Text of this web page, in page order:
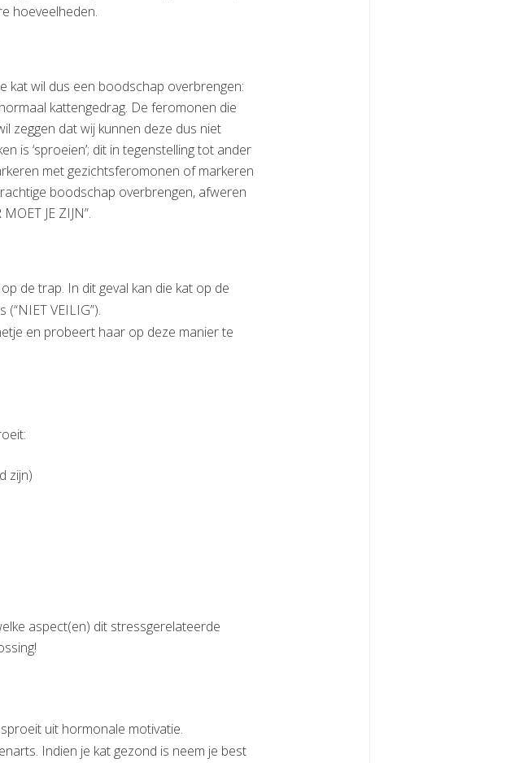
hoeveelheden.
kat wil dus een boodschap overbrengen:
kattengedrag. De feromonen die
zeggen dat wij kunnen deze dus niet
is ‘sproeien’; dit in tegenstelling tot ander
met gezichtsferomonen of markeren
boodschap overbrengen, afweren
JE ZIJN”.
de trap. In dit geval kan die kat op de
VEILIG”).
en probeert haar op deze manier te
zijn)
aspect(en) dit stressgerelateerde
uit hormonale motivatie.
Indien je kat gezond is neem je best